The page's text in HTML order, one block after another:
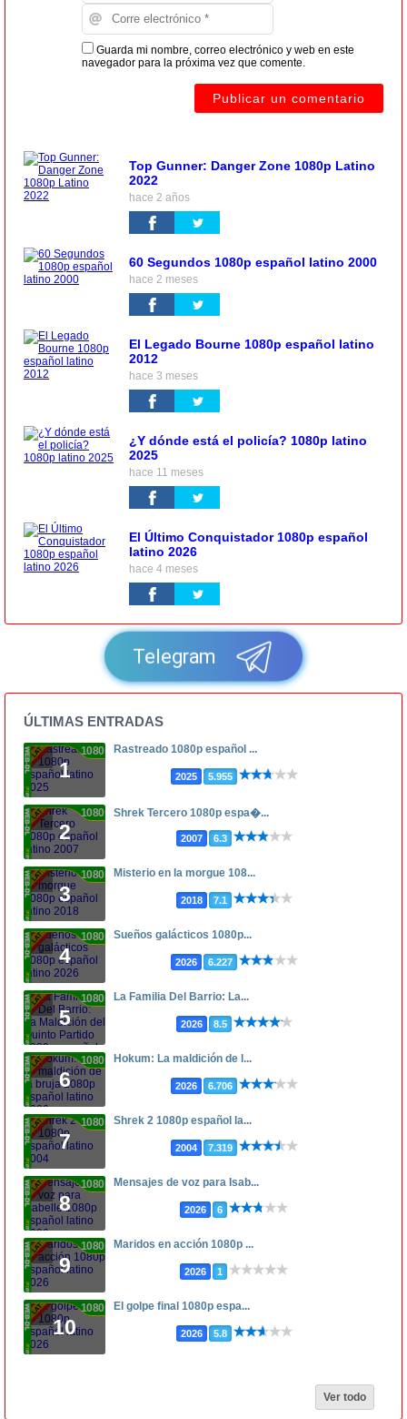
Guarda mi nombre, correo electrónico y web en este
navegador para la próxima vez que comente.
Top Gunner: Danger Zone 1080p Latino
2022
hace 2 años
60 Segundos 1080p español latino 2000
hace 2 meses
El Legado Bourne 1080p español latino
2012
hace 3 meses
¿Y dónde está el policía? 1080p latino
2025
hace 11 meses
El Último Conquistador 1080p español
latino 2026
hace 4 meses
Telegram
ÚLTIMAS ENTRADAS
1
1080p Rastreado 1080p español ...
2025 5.955
2
1080p Shrek Tercero 1080p espa�...
2007 6.3
3
1080p Misterio en la morgue 108...
2018 7.1
4
1080p Sueños galácticos 1080p...
2026 6.227
5
1080p La Familia Del Barrio: La...
2026 8.5
6
1080p Hokum: La maldición de l...
2026 6.706
7
1080p Shrek 2 1080p español la...
2004 7.319
8
1080p Mensajes de voz para Isab...
2026 6
9
1080p Maridos en acción 1080p ...
2026 1
10
1080p El golpe final 1080p espa...
2026 5.8
Ver todo